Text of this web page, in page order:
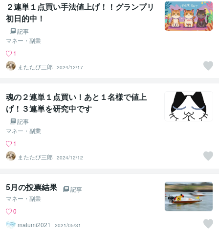
２連単１点買い手法値上げ！！グランプリ
初日的中！
記事
マネー・副業
1
またたび三郎
2024/12/17
魂の２連単１点買い！あと１名様で値上
げ！３連単を研究中です
記事
マネー・副業
1
またたび三郎
2024/12/12
5月の投票結果
記事
マネー・副業
0
matumi2021
2021/05/31